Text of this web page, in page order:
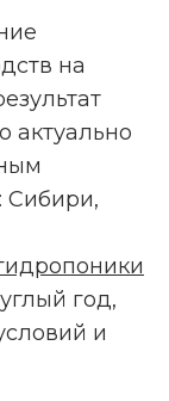
на
актуально
Сибири,
год,
и